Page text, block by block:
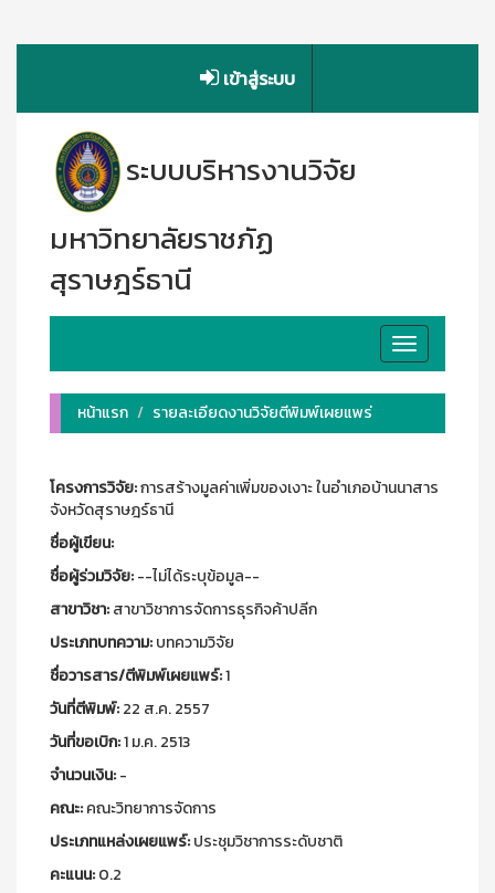
เข้าสู่ระบบ
ระบบบริหารงานวิจัย
มหาวิทยาลัยราชภัฏ
สุราษฎร์ธานี
Toggle
navigation
หน้าแรก
รายละเอียดงานวิจัยตีพิมพ์เผยแพร่
โครงการวิจัย:การสร้างมูลค่าเพิ่มของเงาะ ในอำเภอบ้านนาสาร
จังหวัดสุราษฎร์ธานี
ชื่อผู้เขียน:
ชื่อผู้ร่วมวิจัย:--ไม่ได้ระบุข้อมูล--
สาขาวิชา:สาขาวิชาการจัดการธุรกิจค้าปลีก
ประเภทบทความ:บทความวิจัย
ชื่อวารสาร/ตีพิมพ์เผยแพร์:1
วันที่ตีพิมพ์:22 ส.ค. 2557
วันที่ขอเบิก:1 ม.ค. 2513
จำนวนเงิน:-
คณะ:คณะวิทยาการจัดการ
ประเภทแหล่งเผยแพร์:ประชุมวิชาการระดับชาติ
คะแนน:0.2